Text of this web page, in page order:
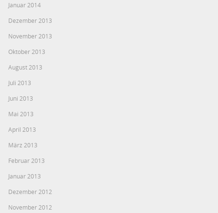
Januar 2014
Dezember 2013
November 2013
Oktober 2013
August 2013
Juli 2013
Juni 2013
Mai 2013
April 2013
März 2013
Februar 2013
Januar 2013
Dezember 2012
November 2012